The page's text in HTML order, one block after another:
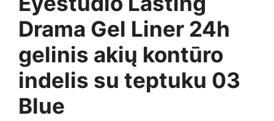
Drama Gel Liner 24h
gelinis akių kontūro
indelis su teptuku 03
Blue